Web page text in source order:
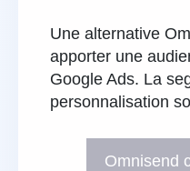
Une alternative
apporter une
Google Ads. La
personnalisation
Omnisend